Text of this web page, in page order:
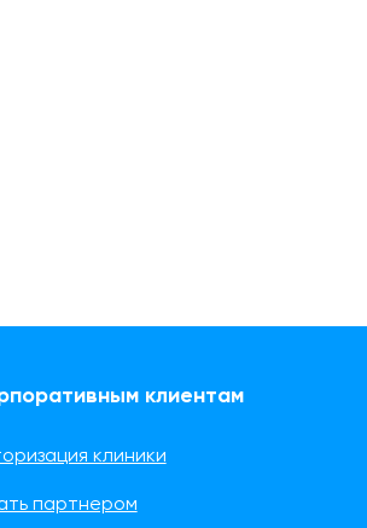
клиентам
клиники
партнером